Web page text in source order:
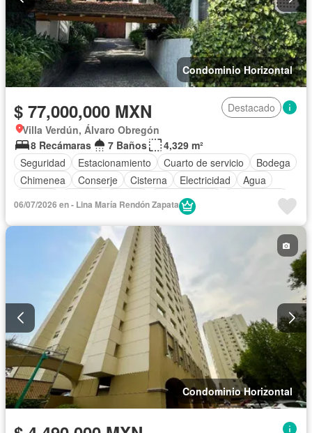
Condominio Horizontal
$ 77,000,000 MXN
Destacado
Villa Verdún, Álvaro Obregón
8 Recámaras
7 Baños
4,329 m²
Seguridad
Estacionamiento Cuarto de servicio
Bodega
Chimenea
Conserje Cisterna Electricidad
Agua
Zonas verdes
Zona infantil
Permite mascotas
06/07/2026 en - Lina María Rendón Zapata
Condominio Horizontal